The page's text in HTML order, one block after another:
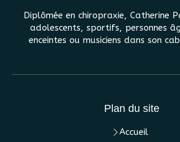
Diplômée en chiropraxie, Catherine
adolescents, sportifs, personnes
enceintes ou musiciens dans son
Plan du site
Accueil